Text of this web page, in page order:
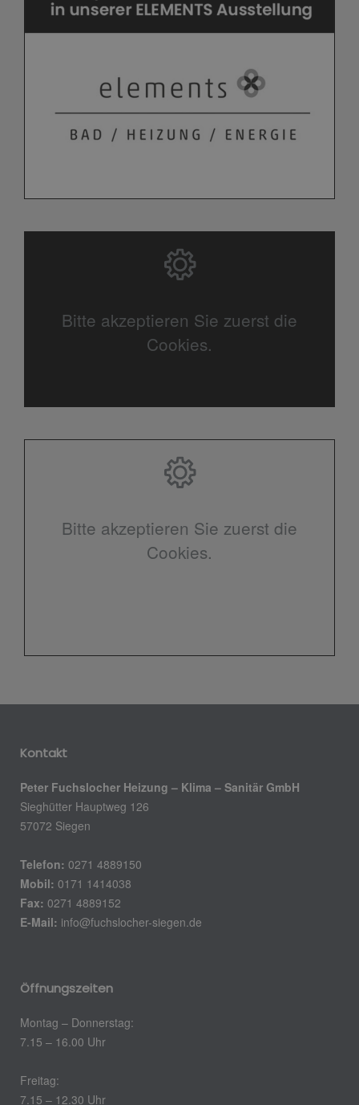
Bitte akzeptieren Sie zuerst die
Cookies.
Bitte akzeptieren Sie zuerst die
Cookies.
Kontakt
Peter Fuchslocher Heizung – Klima – Sanitär GmbH
Sieghütter Hauptweg 126
57072 Siegen
Telefon: 0271 4889150
Mobil: 0171 1414038
Fax: 0271 4889152
E-Mail: info@fuchslocher-siegen.de
Öffnungszeiten
Montag – Donnerstag:
7.15 – 16.00 Uhr
Freitag:
7.15 – 12.30 Uhr